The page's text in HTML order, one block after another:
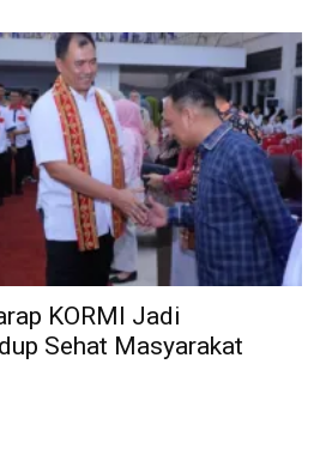
KORMI Jadi
Sehat Masyarakat